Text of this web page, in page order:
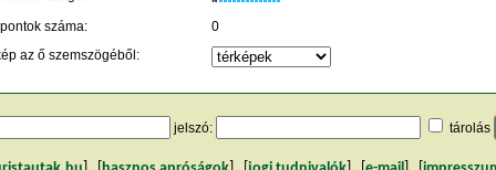
pontok száma:
0
az ő szemszögéből:
jelszó: tárolás